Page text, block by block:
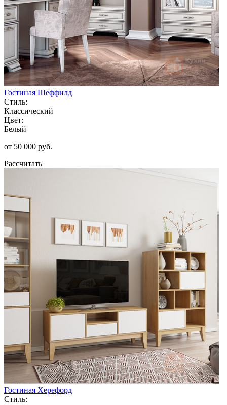
Гостиная Шеффилд
Стиль:
Классический
Цвет:
Белый
от 50 000 руб.
Рассчитать
Гостиная Херефорд
Стиль: